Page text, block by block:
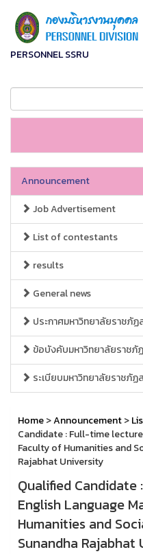
PERSONNEL SSRU
Announcement
Job Advertisement
List of contestants
results
General news
ประกาศมหาวิทยาลัยราชภั
ข้อบังคับมหาวิทยาลัยราชภั
ระเบียบมหาวิทยาลัยราชภั
Home>Announcement>
Candidate : Full-time
Faculty of Humanities and
Rajabhat University
Qualified
English Language
Humanities and
Sunandha